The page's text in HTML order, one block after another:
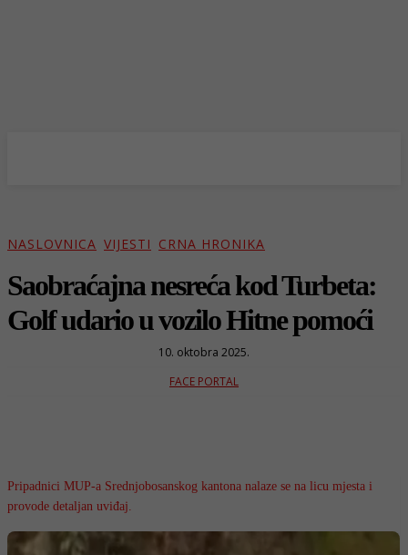
NASLOVNICA VIJESTI CRNA HRONIKA
Saobraćajna nesreća kod Turbeta:
Golf udario u vozilo Hitne pomoći
10. oktobra 2025.
FACE PORTAL
Pripadnici MUP-a Srednjobosanskog kantona nalaze se na licu mjesta i
provode detaljan uviđaj.